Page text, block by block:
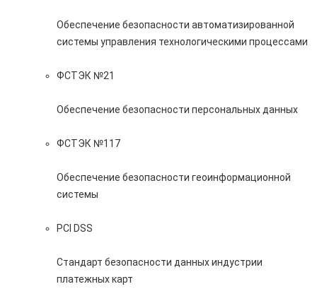
Обеспечение безопасности автоматизированной
системы управления технологическими процессами
ФСТЭК №21
Обеспечение безопасности персональных данных
ФСТЭК №117
Обеспечение безопасности геоинформационной
системы
PCI DSS
Стандарт безопасности данных индустрии
платежных карт